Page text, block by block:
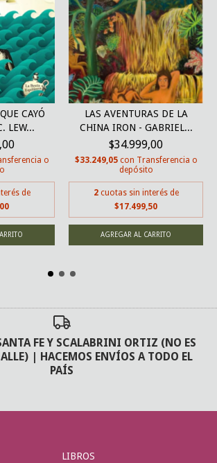
CAYÓ
LEW...
o
de
LAS AVENTURAS DE LA
CHINA IRON - GABRIEL...
$34.999,00
$33.249,05 con Transferencia o
depósito
2 cuotas sin interés de
$17.499,50
FE Y SCALABRINI ORTIZ (NO ES
| HACEMOS ENVÍOS A TODO EL
PAÍS
LIBROS